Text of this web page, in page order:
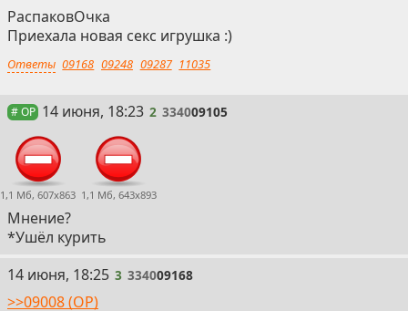
РаспаковОчка
Приехала новая секс игрушка :)
Ответы 09168 09248 09287 11035
# OP 2
14 июня, 18:23 2 334009105
1,1 Мб, 607x863 1,1 Мб, 643x893
Мнение?
*Ушёл курить
3
14 июня, 18:25 3 334009168
>>09008 (OP)